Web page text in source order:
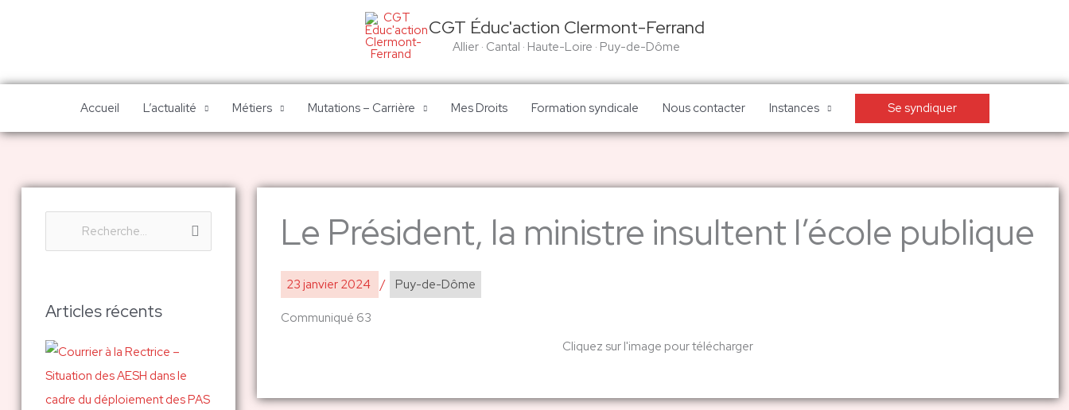
CGT Éduc'action Clermont-Ferrand
Allier · Cantal · Haute-Loire · Puy-de-Dôme
Accueil L’actualité Métiers Mutations – Carrière Mes Droits Formation syndicale Nous contacter Instances Se syndiquer
h
r
c
h
Articles récents
Le Président, la ministre insultent l’école publique
23 janvier 2024 / Puy-de-Dôme
Communiqué 63
Cliquez sur l'image pour télécharger